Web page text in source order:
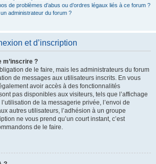
de problèmes d’abus ou d’ordres légaux liés à ce forum ?
administrateur du forum ?
et d’inscription
m’inscrire ?
de le faire, mais les administrateurs du forum
de messages aux utilisateurs inscrits. En vous
avoir accès à des fonctionnalités
pas disponibles aux visiteurs, tels que l’affichage
de la messagerie privée, l’envoi de
autres utilisateurs, l’adhésion à un groupe
ne vous prend qu’un court instant, c’est
de le faire.